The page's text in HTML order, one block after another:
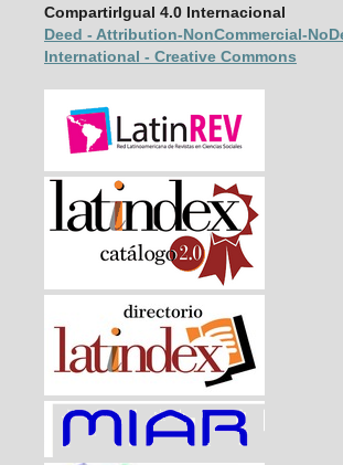
CompartirIgual 4.0 Internacional
Deed - Attribution-NonCommercial-
International - Creative Commons